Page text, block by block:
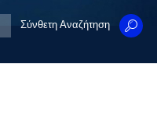
Σύνθετη Αναζήτηση